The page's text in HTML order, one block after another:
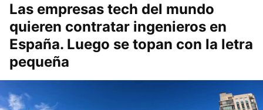
Las empresas tech del mundo
quieren contratar ingenieros en
España. Luego se topan con la letra
pequeña